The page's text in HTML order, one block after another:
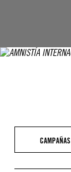
CAMPAÑAS